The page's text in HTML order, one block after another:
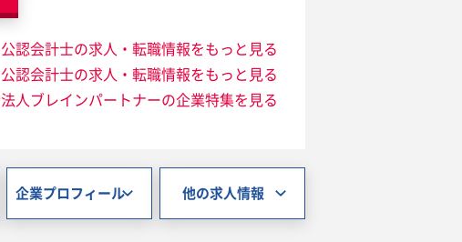
公認会計士の求人・転職情報をもっと見る
認会計士の求人・転職情報をもっと見る
人ブレインパートナーの企業特集を見る
企業プロフィール 他の求人情報